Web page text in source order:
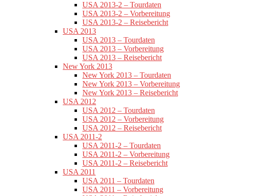
USA 2013-2 – Tourdaten
USA 2013-2 – Vorbereitung
USA 2013-2 – Reisebericht
USA 2013
USA 2013 – Tourdaten
USA 2013 – Vorbereitung
USA 2013 – Reisebericht
New York 2013
New York 2013 – Tourdaten
New York 2013 – Vorbereitung
New York 2013 – Reisebericht
USA 2012
USA 2012 – Tourdaten
USA 2012 – Vorbereitung
USA 2012 – Reisebericht
USA 2011-2
USA 2011-2 – Tourdaten
USA 2011-2 – Vorbereitung
USA 2011-2 – Reisebericht
USA 2011
USA 2011 – Tourdaten
USA 2011 – Vorbereitung